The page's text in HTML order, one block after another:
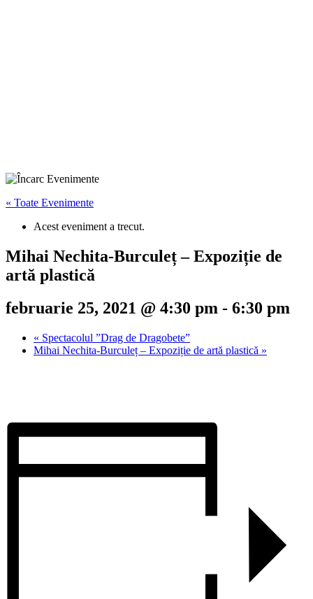
« Toate Evenimente
Acest eveniment a trecut.
Mihai Nechita-Burculeț – Expoziție de
artă plastică
februarie 25, 2021 @ 4:30 pm - 6:30 pm
« Spectacolul ”Drag de Dragobete”
Mihai Nechita-Burculeț – Expoziție de artă plastică »